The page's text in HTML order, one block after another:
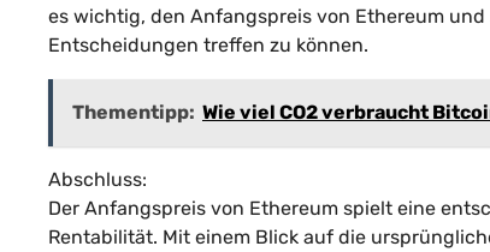
es wichtig, den Anfangspreis von Ethereum
Entscheidungen treffen zu können.
Thementipp: Wie viel CO2 verbraucht
Abschluss:
Der Anfangspreis von Ethereum spielt eine
Rentabilität. Mit einem Blick auf die